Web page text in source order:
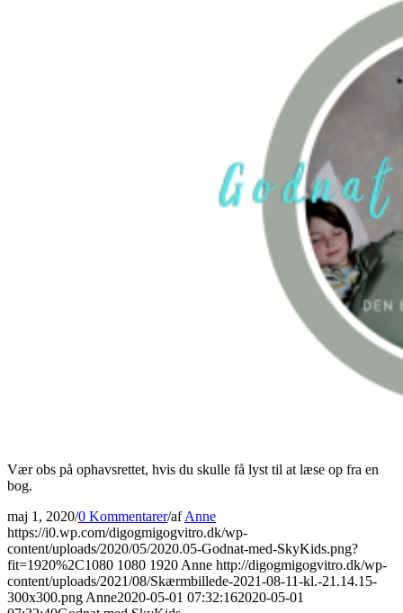
Vær obs på ophavsrettet, hvis du skulle få lyst til at læse op fra en
bog.
maj 1, 2020/0 Kommentarer/afAnne
https://i0.wp.com/digogmigogvitro.dk/wp-
content/uploads/2020/05/2020.05-Godnat-med-SkyKids.png?
fit=1920%2C1080 1080 1920 Anne http://digogmigogvitro.dk/wp-
content/uploads/2021/08/Skærmbillede-2021-08-11-kl.-21.14.15-
300x300.png Anne2020-05-01 07:32:162020-05-01